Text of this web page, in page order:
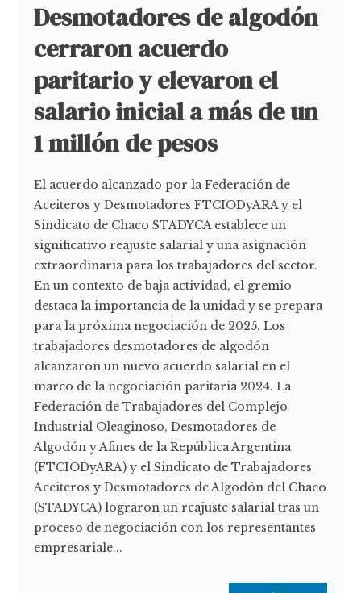
Desmotadores de algodón
cerraron acuerdo
paritario y elevaron el
salario inicial a más de un
1 millón de pesos
El acuerdo alcanzado por la Federación de
Aceiteros y Desmotadores FTCIODyARA y el
Sindicato de Chaco STADYCA establece un
significativo reajuste salarial y una asignación
extraordinaria para los trabajadores del sector.
En un contexto de baja actividad, el gremio
destaca la importancia de la unidad y se prepara
para la próxima negociación de 2025. Los
trabajadores desmotadores de algodón
alcanzaron un nuevo acuerdo salarial en el
marco de la negociación paritaria 2024. La
Federación de Trabajadores del Complejo
Industrial Oleaginoso, Desmotadores de
Algodón y Afines de la República Argentina
(FTCIODyARA) y el Sindicato de Trabajadores
Aceiteros y Desmotadores de Algodón del Chaco
(STADYCA) lograron un reajuste salarial tras un
proceso de negociación con los representantes
empresariale...